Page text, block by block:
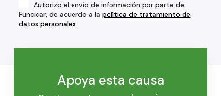
Autorizo el envío de información por parte de
Funcicar, de acuerdo a lapolítica de tratamiento de
datos personales.
Apoya esta causa